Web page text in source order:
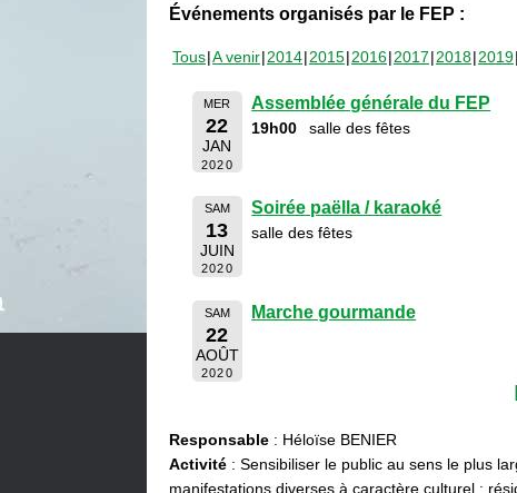
Événements organisés par le FEP :
Tous A venir 2014 2015 2016 2017 2018 2019
MER
22
JAN
2020
Assemblée générale du FEP
19h00 salle des fêtes
SAM
13
JUIN
2020
Soirée paëlla / karaoké
salle des fêtes
SAM
22
AOÛT
2020
Marche gourmande
Responsable : Héloïse BENIER
Activité : Sensibiliser le public au sens le plus
manifestations diverses à caractère culturel :